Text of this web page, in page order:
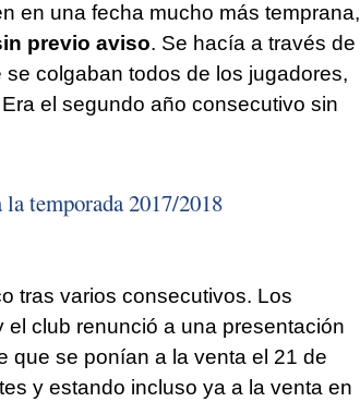
en una fecha mucho más temprana,
previo aviso. Se hacía a través de
colgaban todos de los jugadores,
el segundo año consecutivo sin
temporada 2017/2018
tras varios consecutivos. Los
el club renunció a una presentación
que se ponían a la venta el 21 de
y estando incluso ya a la venta en